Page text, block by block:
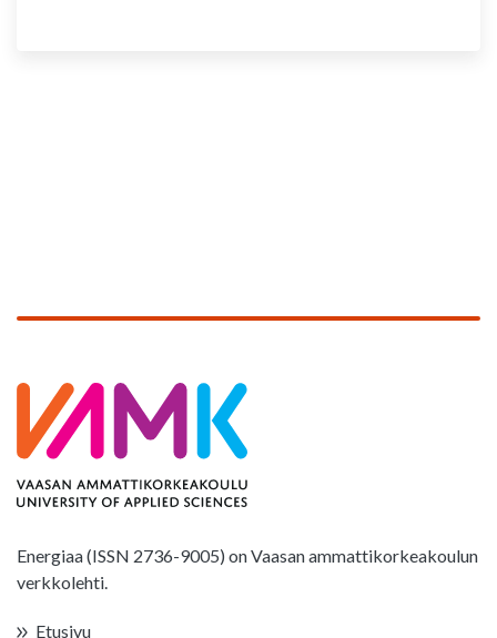
Energiaa (ISSN 2736-9005) on Vaasan ammattikorkeakoulun
verkkolehti.
Etusivu